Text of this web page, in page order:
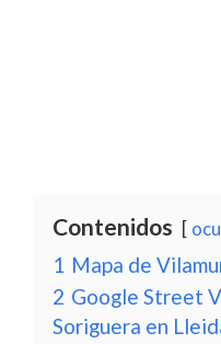
Contenidos
1 Mapa de
2 Google Street
Soriguera en